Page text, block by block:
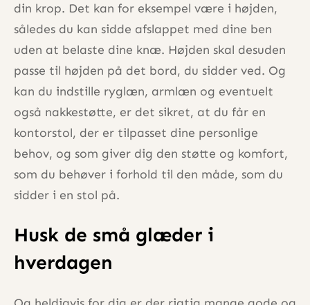
din krop. Det kan for eksempel være i højden,
således du kan sidde afslappet med dine ben
uden at belaste dine knæ. Højden skal desuden
passe til højden på det bord, du sidder ved. Og
kan du indstille ryglæn, armlæn og eventuelt
også nakkestøtte, er det sikret, at du får en
kontorstol, der er tilpasset dine personlige
behov, og som giver dig den støtte og komfort,
som du behøver i forhold til den måde, som du
sidder i en stol på.
Husk de små glæder i
hverdagen